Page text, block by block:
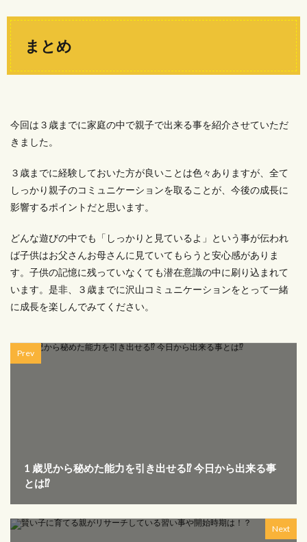
まとめ
今回は３歳までに家庭の中で親子で出来る事を紹介させていただ
きました。
３歳までに経験しておいた方が良いことは色々ありますが、全て
しっかり親子のコミュニケーションを取ることが、今後の成長に
影響するポイントだと思います。
どんな遊びの中でも「しっかりと見ているよ」という事が伝われ
ば子供はお父さんお母さんに見ていてもらうと安心感がありま
す。子供の記憶に残っていなくても潜在意識の中に刷り込まれて
います。是非、３歳までに沢山コミュニケーションをとって一緒
に成長を楽しんでみてください。
Prev
1 歳児から秘めた能力を引き出せる⁉ 今日から出来る事
とは⁉
Next